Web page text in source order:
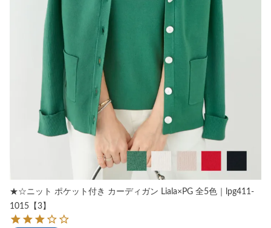
★☆ニット ポケット付き カーディガン Liala×PG 全5色｜lpg411-
1015【3】